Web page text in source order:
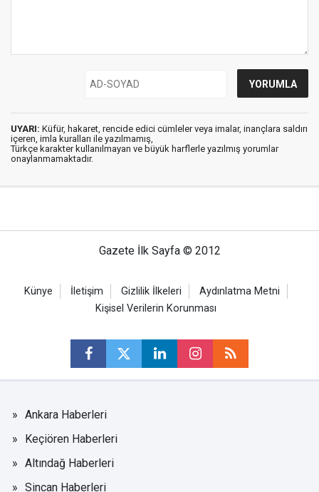
UYARI: Küfür, hakaret, rencide edici cümleler veya imalar, inançlara saldırı
içeren, imla kuralları ile yazılmamış,
Türkçe karakter kullanılmayan ve büyük harflerle yazılmış yorumlar
onaylanmamaktadır.
Gazete İlk Sayfa © 2012
Künye İletişim Gizlilik İlkeleri
Aydınlatma Metni
Kişisel Verilerin Korunması
Ankara Haberleri
Keçiören Haberleri
Altındağ Haberleri
Sincan Haberleri